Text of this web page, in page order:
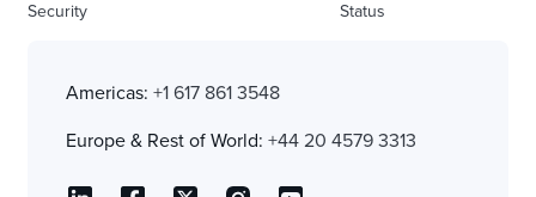
Security Status
Americas: +1 617 861 3548
Europe & Rest of World: +44 20 4579 3313